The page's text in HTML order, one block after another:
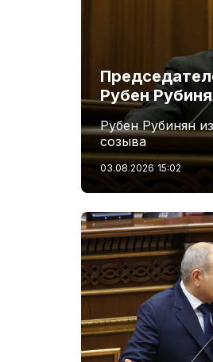
Рубен
Рубен Рубинян
созыва
03.08.2026 15:02